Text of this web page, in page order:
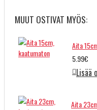
MUUT OSTIVAT MYÖS:
Aita
5.99€
Lisää
Aita